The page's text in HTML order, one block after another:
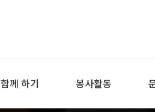
함께 하기 봉사활동